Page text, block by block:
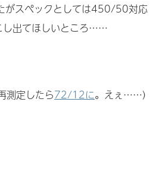
がスペックとしては450/50対応
し出てほしいところ……
測定したら72/12に。えぇ……)